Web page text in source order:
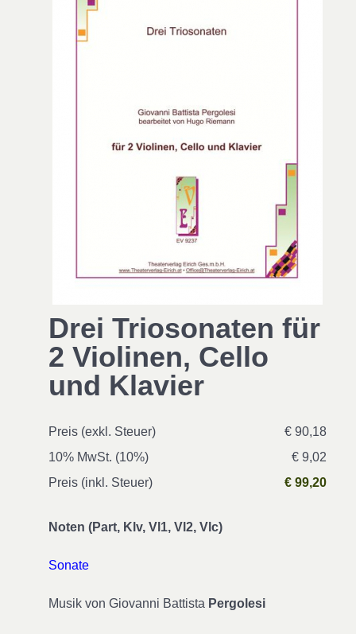
Drei Triosonaten für
2 Violinen, Cello
und Klavier
Preis (exkl. Steuer)
€ 90,18
10% MwSt. (10%)
€ 9,02
Preis (inkl. Steuer)
€ 99,20
Noten (Part, Klv, Vl1, Vl2, Vlc)
Sonate
Musik von Giovanni Battista Pergolesi